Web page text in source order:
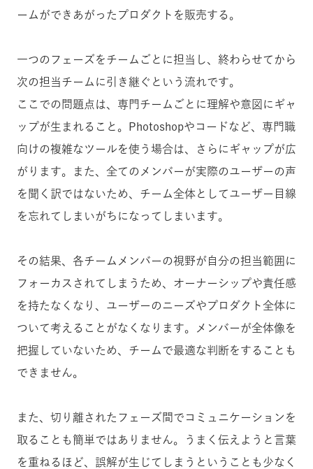
ームができあがったプロダクトを販売する。
一つのフェーズをチームごとに担当し、終わらせてから
次の担当チームに引き継ぐという流れです。
ここでの問題点は、専門チームごとに理解や意図にギャ
ップが生まれること。Photoshopやコードなど、専門職
向けの複雑なツールを使う場合は、さらにギャップが広
がります。また、全てのメンバーが実際のユーザーの声
を聞く訳ではないため、チーム全体としてユーザー目線
を忘れてしまいがちになってしまいます。
その結果、各チームメンバーの視野が自分の担当範囲に
フォーカスされてしまうため、オーナーシップや責任感
を持たなくなり、ユーザーのニーズやプロダクト全体に
ついて考えることがなくなります。メンバーが全体像を
把握していないため、チームで最適な判断をすることも
できません。
また、切り離されたフェーズ間でコミュニケーションを
取ることも簡単ではありません。うまく伝えようと言葉
を重ねるほど、誤解が生じてしまうということも少なく